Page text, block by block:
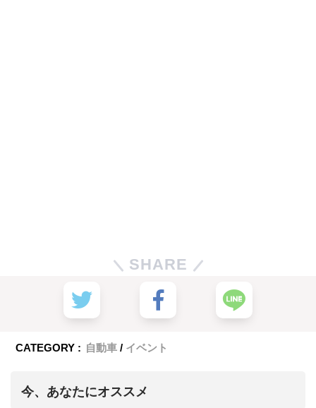
SHARE
CATEGORY : 自動車 イベント
今、あなたにオススメ